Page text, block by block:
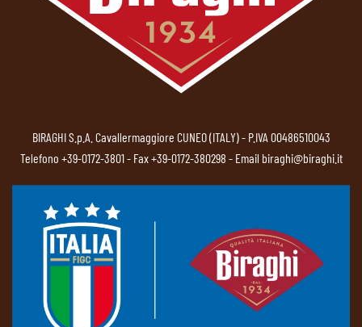
BIRAGHI S.p.A. Cavallermaggiore CUNEO (ITALY) - P.IVA 00486510043
Telefono +39-0172-3801- Fax +39-0172-380298 - Email biraghi@biraghi.it